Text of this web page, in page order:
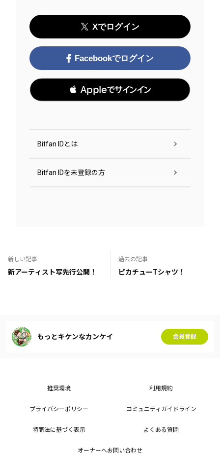
Xでログイン
Facebookでログイン
 Appleでサインイン
Bitfan IDとは
Bitfan IDを未登録の方
新しい記事
新アーティスト写先行公開！
過去の記事
ピカチューTシャツ！
もっとキケンなカンケイ 会員登録
推奨環境 利用規約
プライバシーポリシー コミュニティガイドライン
特商法に基づく表示 よくある質問
オーナーへお問い合わせ